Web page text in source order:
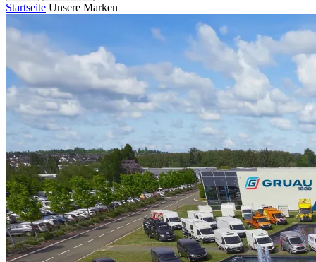
Startseite Unsere Marken